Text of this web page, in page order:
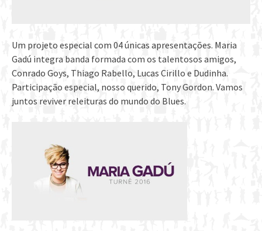
Um projeto especial com 04 únicas apresentações. Maria
Gadú integra banda formada com os talentosos amigos,
Conrado Goys, Thiago Rabello, Lucas Cirillo e Dudinha.
Participação especial, nosso querido, Tony Gordon. Vamos
juntos reviver releituras do mundo do Blues.